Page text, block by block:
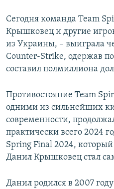
Сегодня команда Team
Крышковец и другие
из Украины, – выиграла
Counter-Strike, одержав
составил полмиллиона
Противостояние Team
одними из сильнейших
современности,
практически всего 2024
Spring Final 2024,
Данил Крышковец стал
Данил родился в 2007